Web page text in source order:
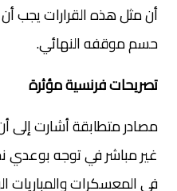
أن مثل هذه القرارات يجب
حسم موقفه النهائي.
تصريحات فرنسية مؤثرة
مصادر متطابقة أشارت إلى
غير مباشر في توجه بوعدي
في المعسكرات والمباريات